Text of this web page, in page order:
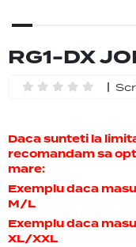
RG1-DX
Daca sunteti la
recomandam sa
mare:
Exemplu daca
M/L
Exemplu daca
XL/XXL